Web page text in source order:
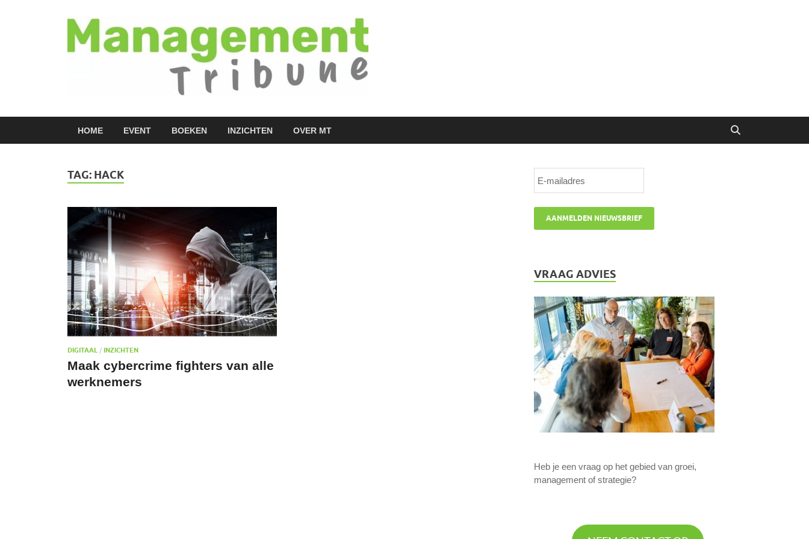
HOME EVENT BOEKEN INZICHTEN OVER MT
TAG: HACK
DIGITAAL / INZICHTEN
Maak cybercrime fighters van alle
werknemers
VRAAG ADVIES
Heb je een vraag op het gebied van groei,
management of strategie?